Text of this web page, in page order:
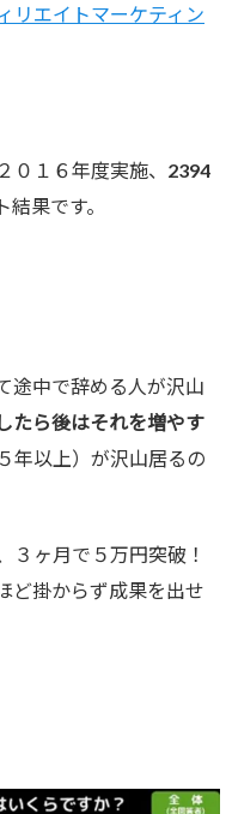
リエイトマーケティン
０１６年度実施、2394
果です。
途中で辞める人が沢山
たら後はそれを増やす
年以上）が沢山居るの
３ヶ月で５万円突破！
ど掛からず成果を出せ